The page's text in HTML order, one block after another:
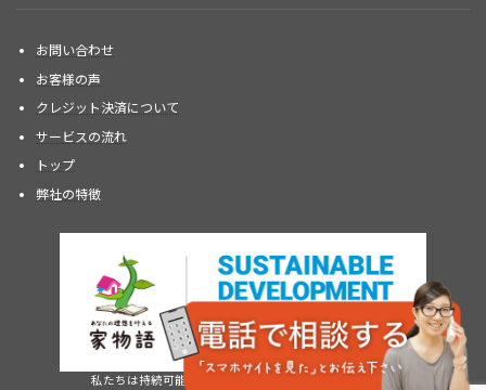
お問い合わせ
お客様の声
クレジット決済について
サービスの流れ
トップ
弊社の特徴
私たちは持続可能な開発目標（SDGs）を支援しています